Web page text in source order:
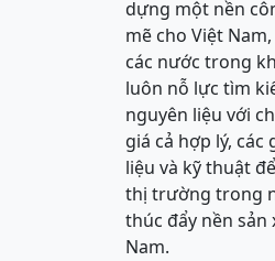
dựng một nền
mẽ cho Việt
các nước trong
luôn nỗ lực tìm
nguyên liệu với
giá cả hợp lý, các
liệu và kỹ thuật
thị trường trong
thúc đẩy nền sản
Nam.